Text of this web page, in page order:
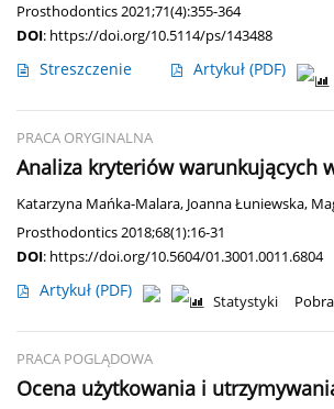
Prosthodontics 2021;71(4):355-364
DOI: https://doi.org/10.5114/ps/143488
Streszczenie Artykuł (PDF)
PRACA ORYGINALNA
Analiza kryteriów warunkujących
Katarzyna Mańka-Malara, Joanna Łuniewska,
Prosthodontics 2018;68(1):16-31
DOI: https://doi.org/10.5604/01.3001.0011.6804
Artykuł (PDF)
Statystyki
PRACA POGLĄDOWA
Ocena użytkowania i